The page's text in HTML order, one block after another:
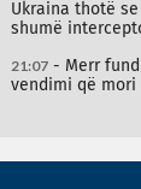
Ukraina thotë
shumë
21:07 - Merr
vendimi që mori